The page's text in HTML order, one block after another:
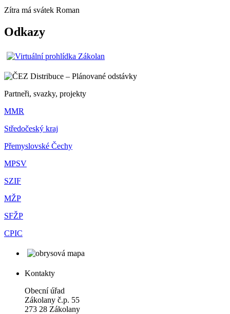
Zítra má svátek Roman
Odkazy
Partneři, svazky, projekty
MMR
Středočeský kraj
Přemyslovské Čechy
MPSV
SZIF
MŽP
SFŽP
CPIC
Kontakty
Obecní úřad
Zákolany č.p. 55
273 28 Zákolany